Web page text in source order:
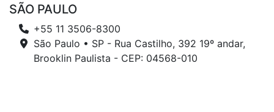
SÃO PAULO
+55 11 3506-8300
São Paulo • SP - Rua Castilho, 392 19º andar,
Brooklin Paulista - CEP: 04568-010